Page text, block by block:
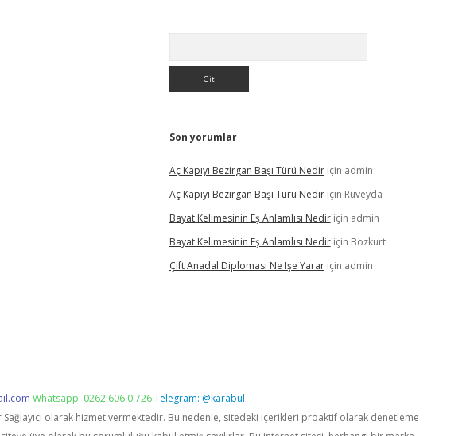
Son yorumlar
Aç Kapıyı Bezirgan Başı Türü Nediriçin admin
Aç Kapıyı Bezirgan Başı Türü Nediriçin Rüveyda
Bayat Kelimesinin Eş Anlamlısı Nediriçin admin
Bayat Kelimesinin Eş Anlamlısı Nediriçin Bozkurt
Çift Anadal Diploması Ne Işe Yarariçin admin
Whatsapp: 0262 606 0 726Telegram: @karabul
Sağlayıcı olarak hizmet vermektedir. Bu nedenle, sitedeki içerikleri proaktif olarak denetleme